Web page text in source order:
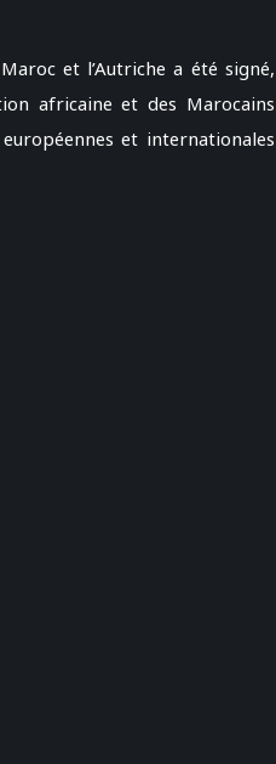
et l’Autriche a été signé,
africaine et des Marocains
et internationales